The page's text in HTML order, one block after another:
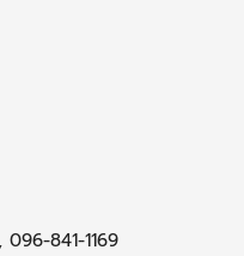
841-1169